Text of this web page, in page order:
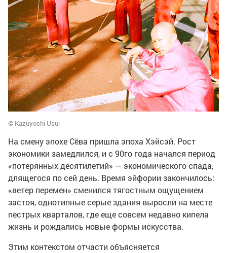
© Kazuyoshi Usui
На смену эпохе Сёва пришла эпоха Хэйсэй. Рост
экономики замедлился, и с 90го года начался период
«потерянных десятилетий» — экономического спада,
длящегося по сей день. Время эйфории закончилось:
«ветер перемен» сменился тягостным ощущением
застоя, однотипные серые здания выросли на месте
пестрых кварталов, где еще совсем недавно кипела
жизнь и рождались новые формы искусства.
Этим контекстом отчасти объясняется